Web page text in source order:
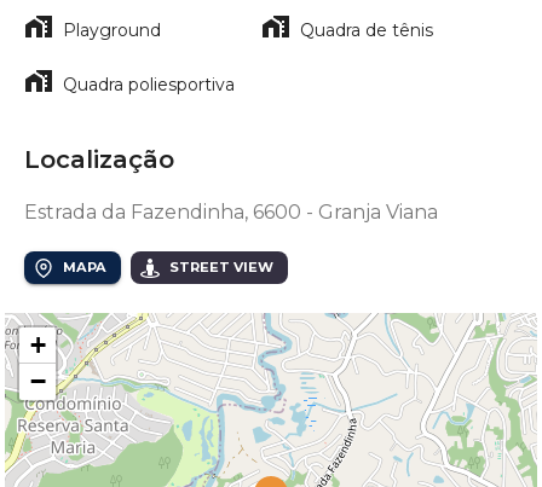
Playground Quadra de tênis
Quadra poliesportiva
Localização
Estrada da Fazendinha, 6600 - Granja Viana
MAPA STREET VIEW
+
−